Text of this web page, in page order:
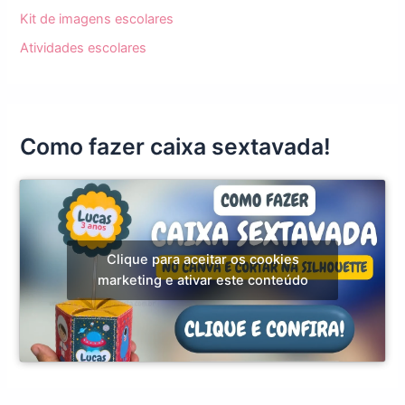
Kit de imagens escolares
Atividades escolares
Como fazer caixa sextavada!
Clique para aceitar os cookies
marketing e ativar este conteúdo